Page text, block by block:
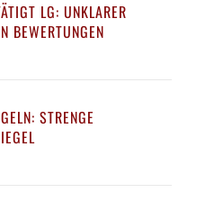
LG: UNKLARER
BEWERTUNGEN
STRENGE